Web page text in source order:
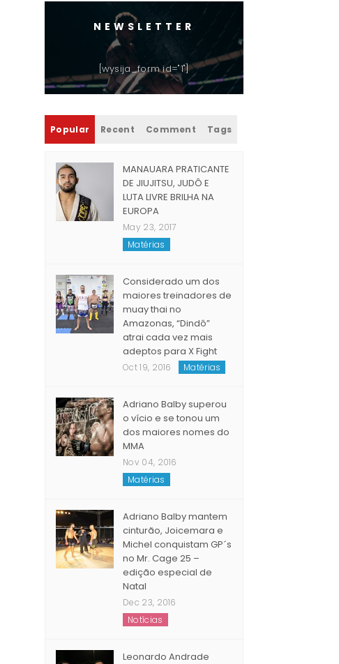
NEWSLETTER
[wysija_form id="1"]
Popular Recent Comment Tags
MANAUARA PRATICANTE
DE JIUJITSU, JUDÔ E
LUTA LIVRE BRILHA NA
EUROPA
May 23, 2017
Matérias
Considerado um dos
maiores treinadores de
muay thai no
Amazonas, “Dindô”
atrai cada vez mais
adeptos para X Fight
Oct 19, 2016 Matérias
Adriano Balby superou
o vício e se tonou um
dos maiores nomes do
MMA
Nov 04, 2016
Matérias
Adriano Balby mantem
cinturão, Joicemara e
Michel conquistam GP´s
no Mr. Cage 25 –
edição especial de
Natal
Dec 23, 2016
Notícias
Leonardo Andrade